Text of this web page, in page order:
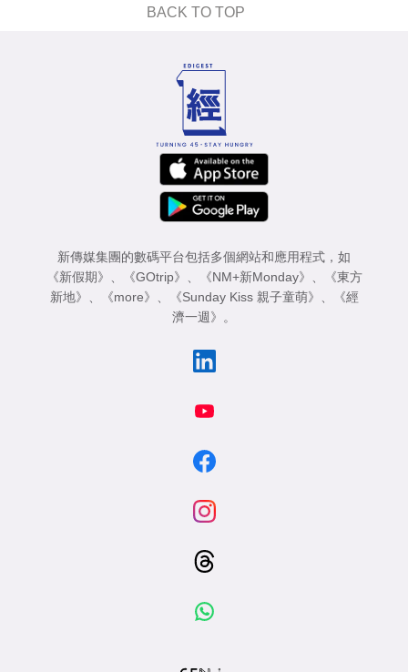
BACK TO TOP
新傳媒集團的數碼平台包括多個網站和應用程式，如
《新假期》 、 《GOtrip》 、 《NM+新Monday》 、
《東方
新地》 、 《more》 、 《Sunday Kiss 親子童萌》 、
《經
濟一週》 。